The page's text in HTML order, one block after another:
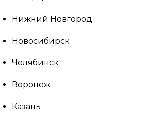
Нижний Новгород
Новосибирск
Челябинск
Воронеж
Казань